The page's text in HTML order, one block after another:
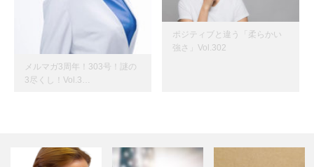
メルマガ3周年！303号！謎の
3尽くし！Vol.3…
ポジティブと違う「柔らかい
強さ」Vol.302